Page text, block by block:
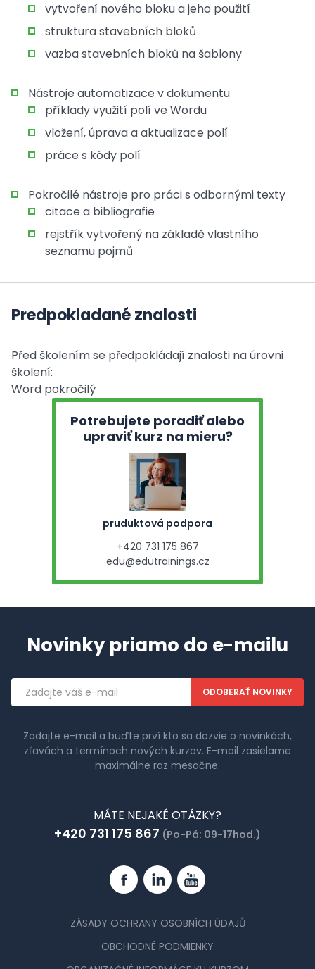
vytvoření nového bloku a jeho použití
struktura stavebních bloků
vazba stavebních bloků na šablony
Nástroje automatizace v dokumentu
příklady využití polí ve Wordu
vložení, úprava a aktualizace polí
práce s kódy polí
Pokročilé nástroje pro práci s odbornými texty
citace a bibliografie
rejstřík vytvořený na základě vlastního
seznamu pojmů
Predpokladané znalosti
Před školením se předpokládají znalosti na úrovni
školení:
Word pokročilý
Potrebujete poradiť alebo
upraviť kurz na mieru?
pruduktová podpora
+420 731 175 867
edu@edutrainings.cz
Novinky priamo do e-mailu
Emailová
adresa
Zadajte e-mail a buďte prví kto sa dozvie o novinkách,
zľavách a termínoch nových kurzov. E-mail zasielame
maximálne raz mesačne.
MÁTE NEJAKÉ OTÁZKY?
+420 731 175 867 (Po-Pá: 09-17hod.)
FacebookLinkedinYouTube
ZÁSADY OCHRANY OSOBNÍCH ÚDAJŮ
OBCHODNÉ PODMIENKY